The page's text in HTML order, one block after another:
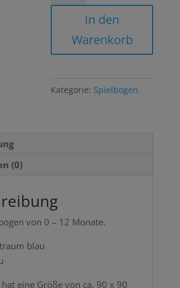
Krabbeldecke
Spielmatte
Weltraum
Menge
In den
Warenkorb
Kategorie: Spielbogen
(0)
von 0 – 12 Monate.
blau
hat eine Größe von ca. 90 x 90